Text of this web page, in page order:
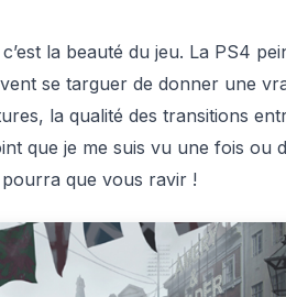
la beauté du jeu. La PS4
se targuer de donner une
la qualité des transitions
que je me suis vu une fois ou
que vous ravir !